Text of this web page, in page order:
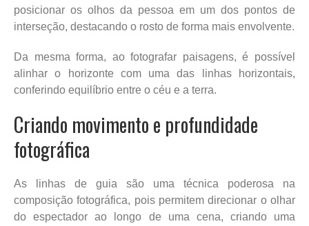
posicionar os olhos da pessoa em um dos pontos de
interseção, destacando o rosto de forma mais envolvente.
Da mesma forma, ao fotografar paisagens, é possível
alinhar o horizonte com uma das linhas horizontais,
conferindo equilíbrio entre o céu e a terra.
Criando movimento e profundidade
fotográfica
As linhas de guia são uma técnica poderosa na
composição fotográfica, pois permitem direcionar o olhar
do espectador ao longo de uma cena, criando uma